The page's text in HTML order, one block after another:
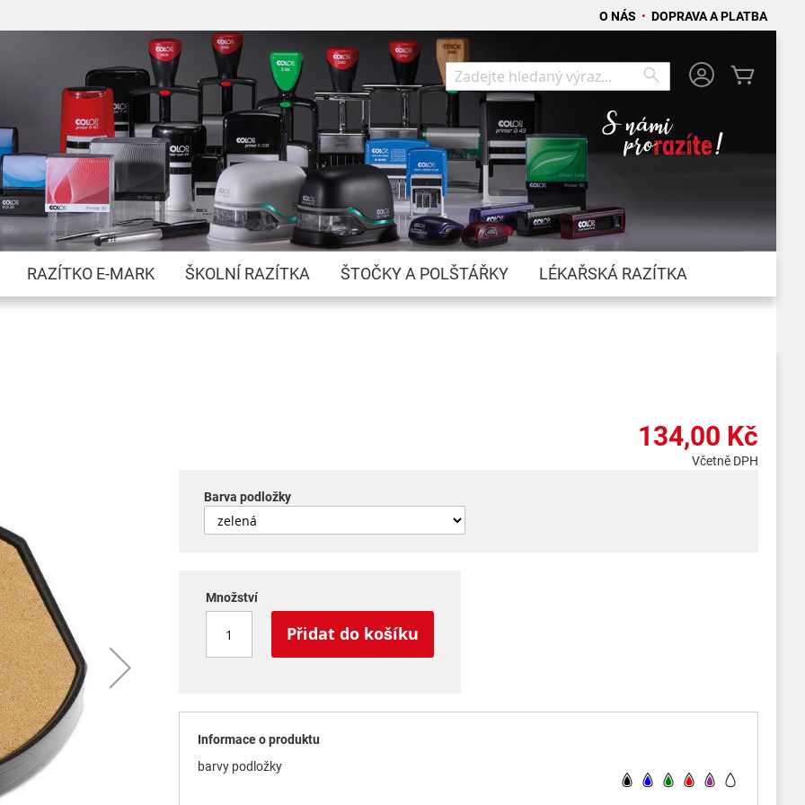
O NÁS • DOPRAVA A PLATBA
Přejít
na
obsah
Search
Search
RAZÍTKO E-MARK ŠKOLNÍ RAZÍTKA ŠTOČKY A POLŠTÁŘKY LÉKAŘSKÁ RAZÍTKA
134,00 Kč
Včetně DPH
Barva podložky
Množství
Přidat do košíku
Informace o produktu
barvy podložky